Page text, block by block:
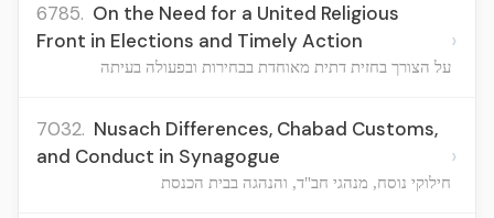
6785. On the Need for a United Religious
Front in Elections and Timely Action
על הצורך בחזית דתית מאוחדת בבחירות ובפעולה בעיתה
›
7032. Nusach Differences, Chabad Customs,
and Conduct in Synagogue
חילוקי נוסח, מנהגי חב"ד, והנהגה בבית הכנסת
›